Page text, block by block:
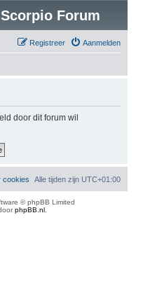
Forum
Aanmelden
Registreer
door dit forum wil
Alle tijden zijn UTC+01:00
cookies
© phpBB Limited
phpBB.nl